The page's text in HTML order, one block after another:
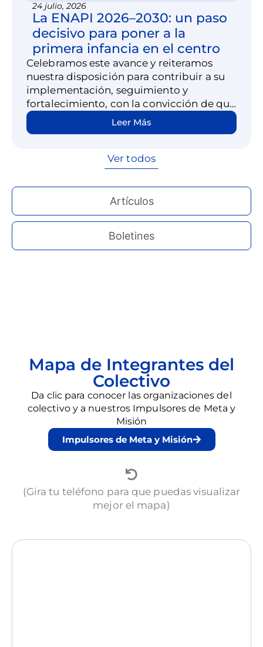
Artículos
Boletines
24 julio, 2026
La ENAPI 2026–2030: un paso
decisivo para poner a la
primera infancia en el centro
Celebramos este avance y reiteramos
nuestra disposición para contribuir a su
implementación, seguimiento y
fortalecimiento, con la convicción de que
poner a la primera infancia en el centro
es construir un país más justo, próspero e
Leer Más
Ver todos
Mapa de Integrantes del
Colectivo
Da clic para conocer las organizaciones del
colectivo y a nuestros Impulsores de Meta y
Misión
Impulsores de Meta y Misión
(Gira tu teléfono para que puedas visualizar
mejor el mapa)